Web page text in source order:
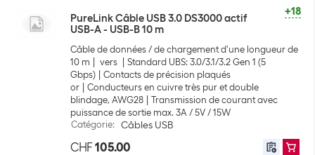
+18
PureLink Câble USB 3.0 DS3000 actif
USB-A - USB-B 10 m
Câble de données / de chargement d'une longueur de
10 m
vers
Standard UBS: 3.0/3.1/3.2 Gen 1 (5
Gbps)
Contacts de précision plaqués
or
Conducteurs en cuivre très pur et double
blindage, AWG28
Transmission de courant avec
puissance de sortie max. 3A / 5V / 15W
Catégorie: Câbles USB
CHF 105.00